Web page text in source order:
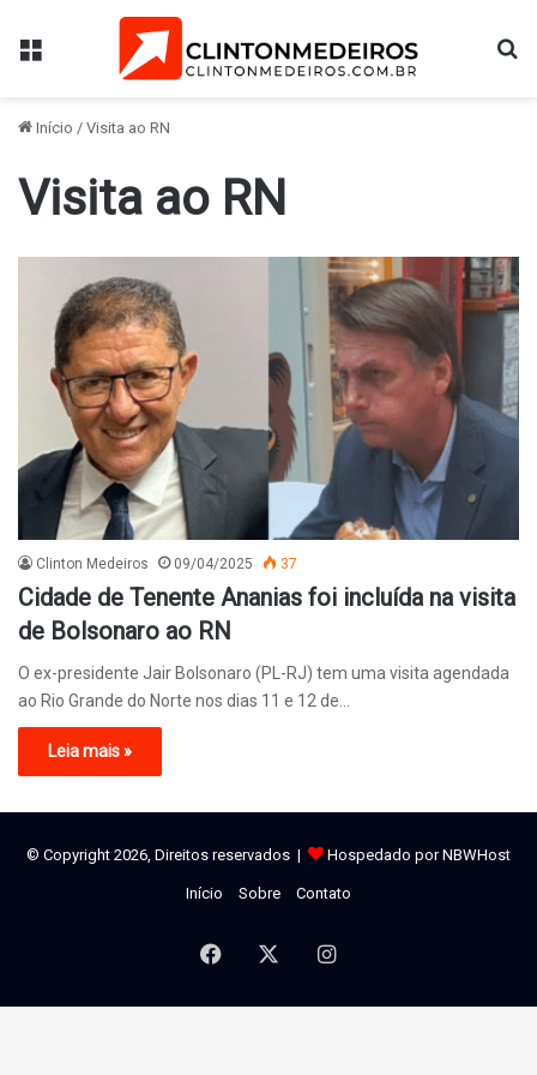
Menu
Início / Visita ao RN
Visita ao RN
Clinton Medeiros 09/04/2025 37
Cidade de Tenente Ananias foi incluída na visita
de Bolsonaro ao RN
O ex-presidente Jair Bolsonaro (PL-RJ) tem uma visita agendada
ao Rio Grande do Norte nos dias 11 e 12 de…
Leia mais »
© Copyright 2026, Direitos reservados | Hospedado por NBWHost
Início Sobre Contato
Facebook Instagram